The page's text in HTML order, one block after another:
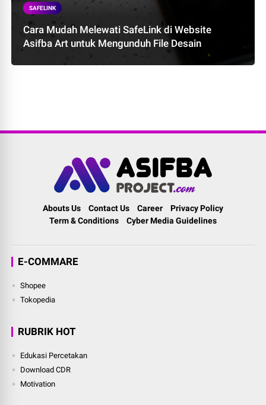
SAFELINK
Cara Mudah Melewati SafeLink di Website
Asifba Art untuk Mengunduh File Desain
Abouts Us Contact Us Career
Privacy Policy
Term & Conditions
Cyber Media Guidelines
E-COMMARE
Shopee
Tokopedia
RUBRIK HOT
Edukasi Percetakan
Download CDR
Motivation